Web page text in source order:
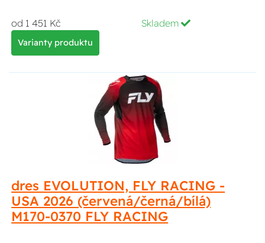
od 1 451 Kč Skladem
Varianty produktu
dres EVOLUTION, FLY RACING -
USA 2026 (červená/černá/bílá)
M170-0370 FLY RACING